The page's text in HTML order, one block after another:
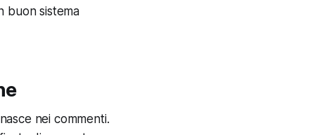
buon sistema
nei commenti.